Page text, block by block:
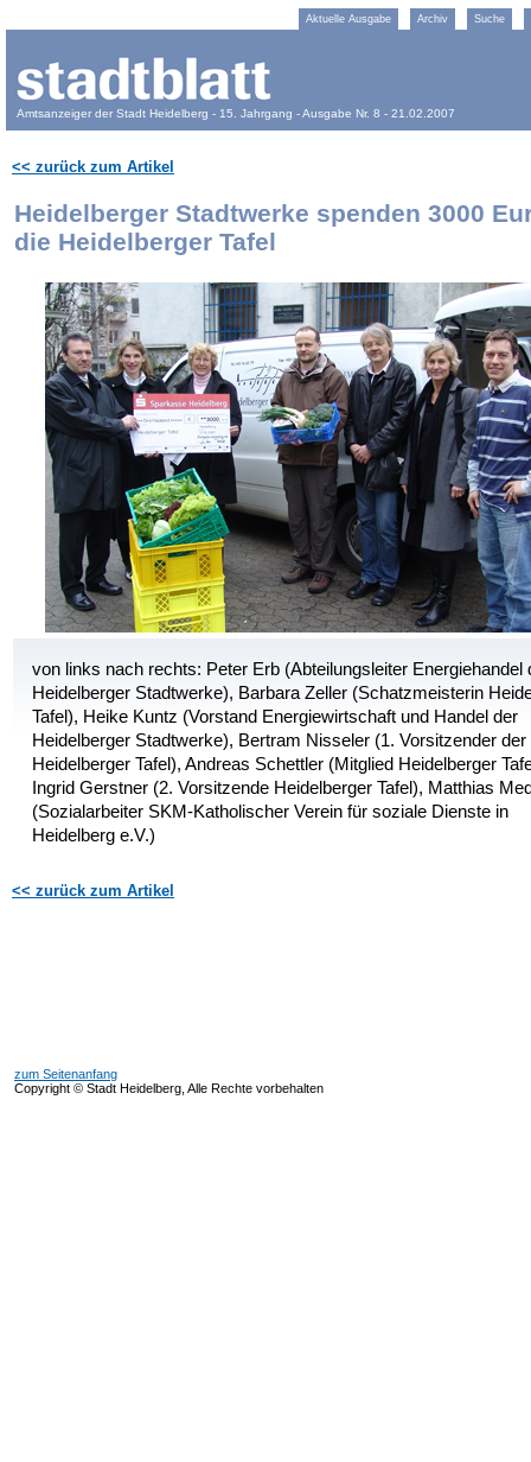
Aktuelle Ausgabe Archiv Suche
Amtsanzeiger der Stadt Heidelberg - 15. Jahrgang - Ausgabe Nr. 8 - 21.02.2007
<< zurück zum Artikel
Heidelberger Stadtwerke spenden 3000
die Heidelberger Tafel
von links nach rechts: Peter Erb (Abteilungsleiter Energiehandel
Heidelberger Stadtwerke), Barbara Zeller (Schatzmeisterin
Tafel), Heike Kuntz (Vorstand Energiewirtschaft und Handel der
Heidelberger Stadtwerke), Bertram Nisseler (1. Vorsitzender der
Heidelberger Tafel), Andreas Schettler (Mitglied Heidelberger
Ingrid Gerstner (2. Vorsitzende Heidelberger Tafel), Matthias
(Sozialarbeiter SKM-Katholischer Verein für soziale Dienste in
Heidelberg e.V.)
<< zurück zum Artikel
zum Seitenanfang
Copyright © Stadt Heidelberg, Alle Rechte vorbehalten